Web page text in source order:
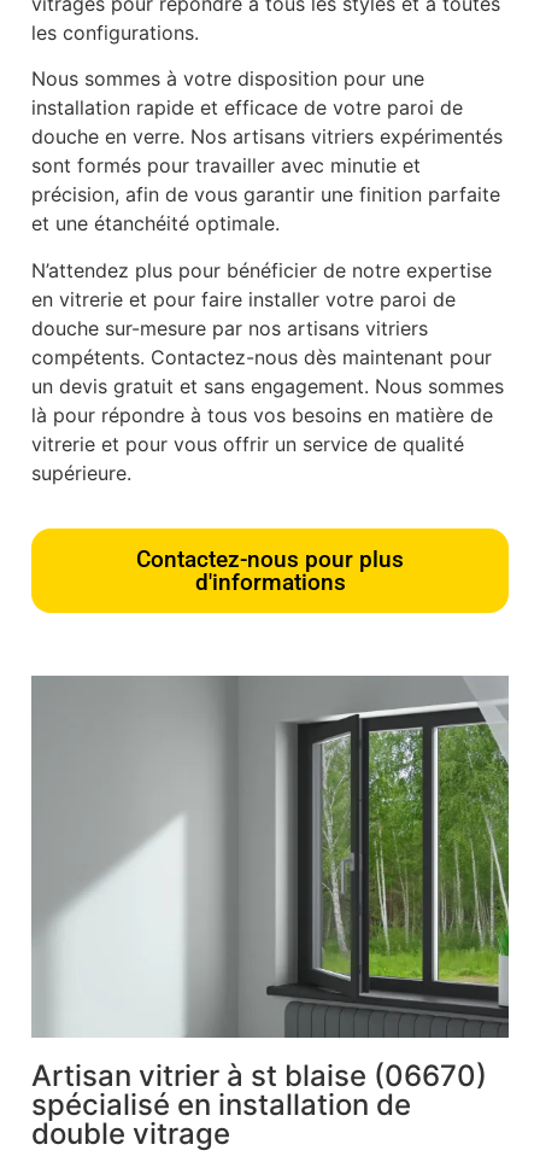
les configurations.
Nous sommes à votre disposition pour une
installation rapide et efficace de votre paroi de
douche en verre. Nos artisans vitriers expérimentés
sont formés pour travailler avec minutie et
précision, afin de vous garantir une finition parfaite
et une étanchéité optimale.
N’attendez plus pour bénéficier de notre expertise
en vitrerie et pour faire installer votre paroi de
douche sur-mesure par nos artisans vitriers
compétents. Contactez-nous dès maintenant pour
un devis gratuit et sans engagement. Nous sommes
là pour répondre à tous vos besoins en matière de
vitrerie et pour vous offrir un service de qualité
supérieure.
Contactez-nous pour plus
d'informations
Artisan vitrier à st blaise (06670)
spécialisé en installation de
double vitrage